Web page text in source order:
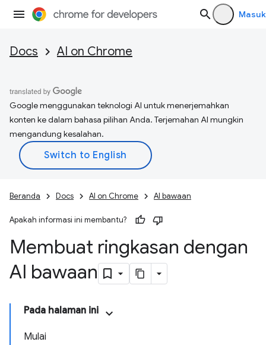
Masuk
Docs AI on Chrome
Google menggunakan teknologi AI untuk menerjemahkan
konten ke dalam bahasa pilihan Anda. Terjemahan AI mungkin
mengandung kesalahan.
Beranda Docs AI on Chrome AI bawaan
Apakah informasi ini membantu?
Membuat ringkasan dengan
AI bawaan
Pada halaman ini
Mulai